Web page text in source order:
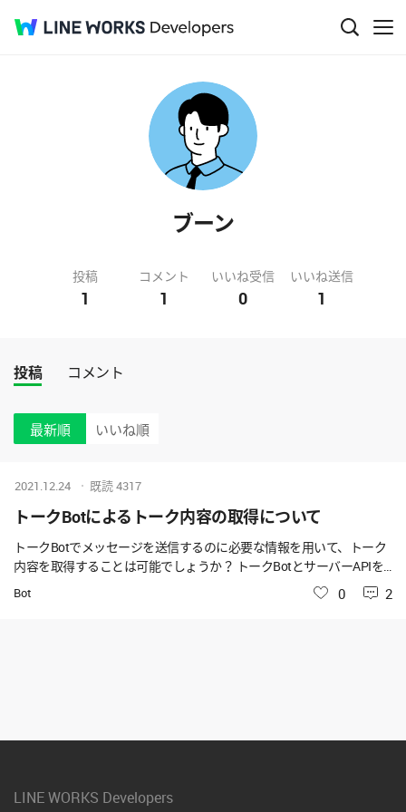
ブーン
投稿
1
コメント
1
いいね受信
0
いいね送信
1
投稿 コメント
最新順 いいね順
トークBotによるトーク内容の取得について
トークBotでメッセージを送信するのに必要な情報を用いて、トーク
内容を取得することは可能でしょうか？ トークBotとサーバーAPIを
利用して、トークルームにメッセージを送信する処理を作成し、その
際にDeveloper ConsoleのAPI ID、Server ListのID、認証キーに加え、
っていますが、直接トークルームの内容を取得することはできない
Bot
2021.12.24 既読4317
いいね
0 2
LINE WORKS Developers